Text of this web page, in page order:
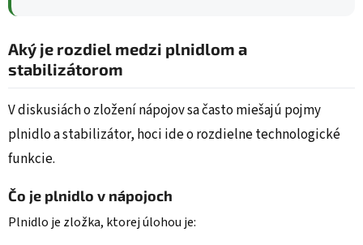
Aký je rozdiel medzi plnidlom a
stabilizátorom
V diskusiách o zložení nápojov sa často miešajú pojmy
plnidlo a stabilizátor, hoci ide o rozdielne technologické
funkcie.
Čo je plnidlo v nápojoch
Plnidlo je zložka, ktorej úlohou je: